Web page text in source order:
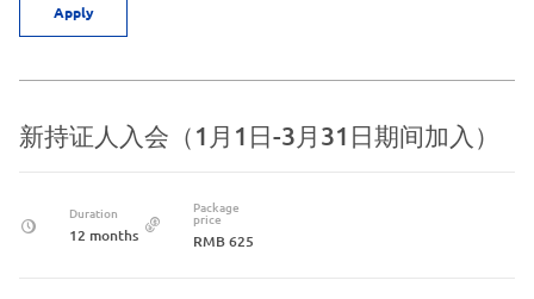
Apply
新持证人入会（1月1日-3月31日期间加入）
Duration
12 months
Package
price
RMB 625